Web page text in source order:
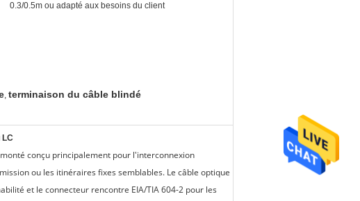
0.3/0.5m ou adapté aux besoins du client
, terminaison du câble blindé
LC
conçu principalement pour l'interconnexion
ou les itinéraires fixes semblables. Le câble optique
et le connecteur rencontre EIA/TIA 604-2 pour les